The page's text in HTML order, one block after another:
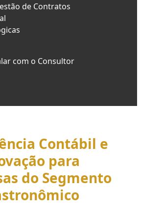
de Contratos
com o Consultor
Contábil e
para
do Segmento